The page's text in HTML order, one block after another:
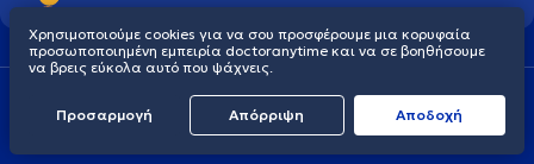
Πολιτική προστασίας προσωπικού απορρήτου
© 2026 doctoranytime
Χρησιμοποιούμε cookies για να σου προσφέρουμε μια κορυφαία
προσωποποιημένη εμπειρία doctoranytime και να σε βοηθήσουμε
να βρεις εύκολα αυτό που ψάχνεις.
Προσαρμογή Απόρριψη Aποδοχή